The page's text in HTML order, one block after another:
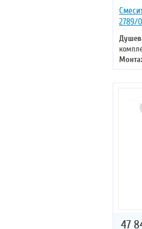
2789/
Цвет
47